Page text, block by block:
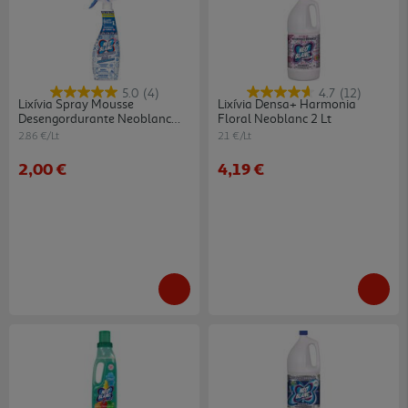
5.0 (4)
Lixívia Spray Mousse
Desengordurante Neoblanc
700 Ml
2.86 €/Lt
2,00 €
4.7 (12)
Lixívia Densa+ Harmonia
Floral Neoblanc 2 Lt
2.1 €/Lt
4,19 €